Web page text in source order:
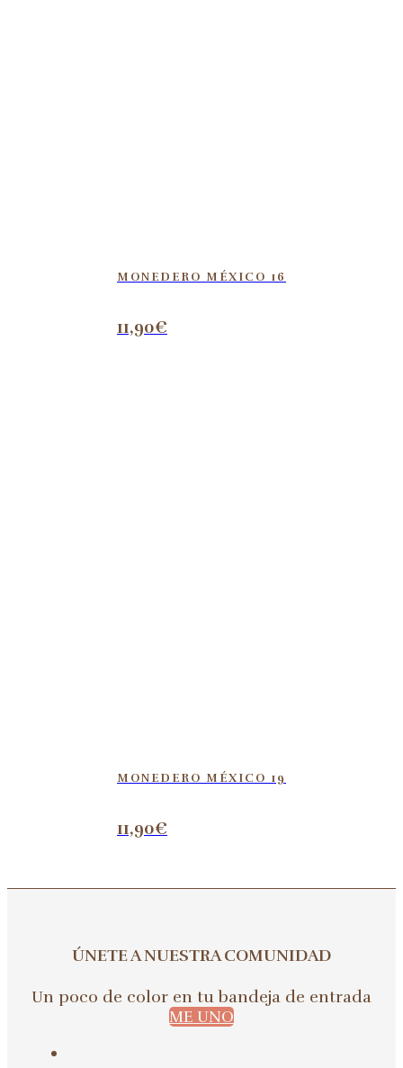
MONEDERO MÉXICO 16
11,90€
MONEDERO MÉXICO 19
11,90€
ÚNETE A NUESTRA COMUNIDAD
Un poco de color en tu bandeja de entrada
ME UNO